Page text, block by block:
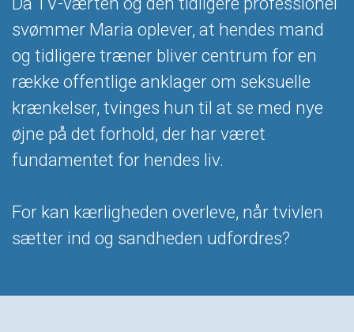
svømmer Maria oplever, at hendes mand
og tidligere træner bliver centrum for en
række offentlige anklager om seksuelle
krænkelser, tvinges hun til at se med nye
øjne på det forhold, der har været
fundamentet for hendes liv.
For kan kærligheden overleve, når tvivlen
sætter ind og sandheden udfordres?